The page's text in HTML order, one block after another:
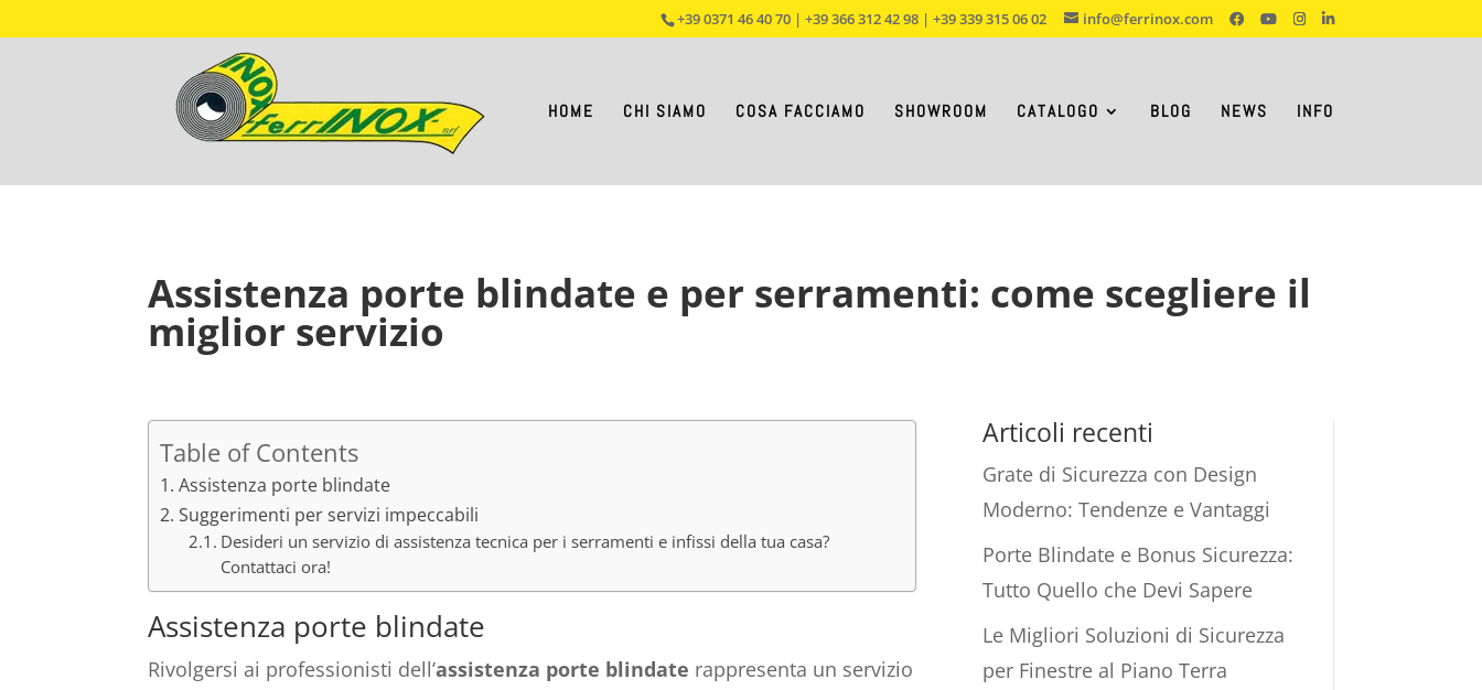
+39 0371 46 40 70 | +39 366 312 42 98 | +39 339 315 06 02 info@ferrinox.com
HOME CHI SIAMO COSA FACCIAMO SHOWROOM CATALOGO BLOG NEWS INFO
Assistenza porte blindate e per serramenti: come scegliere il
miglior servizio
Table of Contents
Assistenza porte blindate
Suggerimenti per servizi impeccabili
Desideri un servizio di assistenza tecnica per i serramenti e infissi della tua casa?
Contattaci ora!
Assistenza porte blindate
Rivolgersi ai professionisti dell’assistenza porte blindate rappresenta un servizio
Articoli recenti
Grate di Sicurezza con Design
Moderno: Tendenze e Vantaggi
Porte Blindate e Bonus Sicurezza:
Tutto Quello che Devi Sapere
Le Migliori Soluzioni di Sicurezza
per Finestre al Piano Terra